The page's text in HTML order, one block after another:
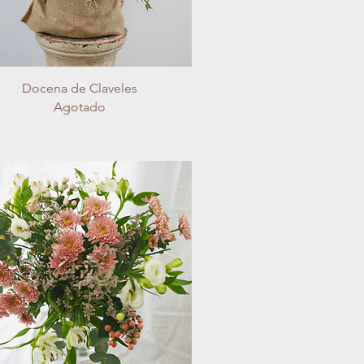
Vista rápida
Docena de Claveles
Agotado